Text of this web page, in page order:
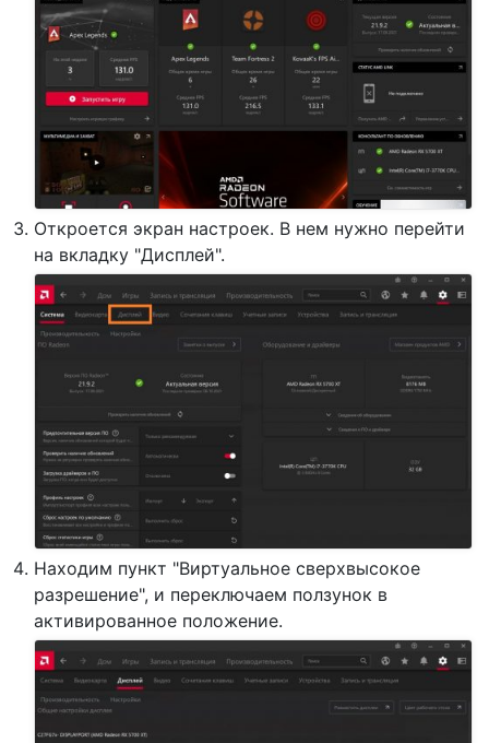
Откроется экран настроек. В нем нужно перейти
на вкладку "Дисплей".
Находим пункт "Виртуальное сверхвысокое
разрешение", и переключаем ползунок в
активированное положение.